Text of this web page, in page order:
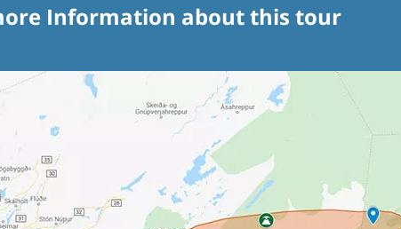
Information about this tour